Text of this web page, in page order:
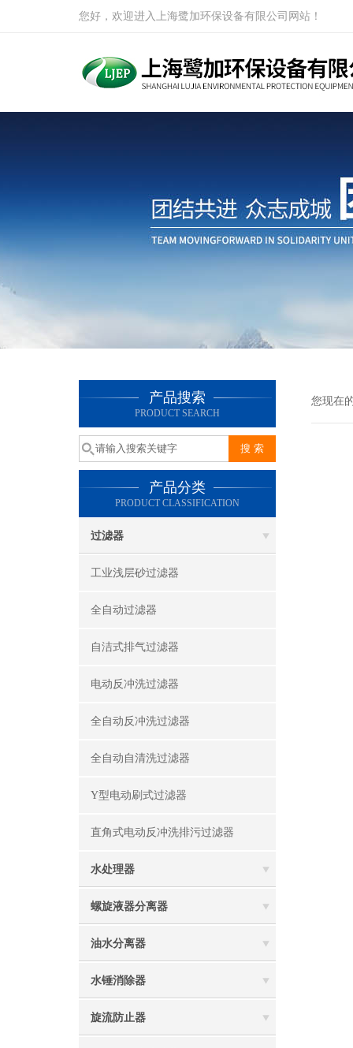
您好，欢迎进入上海鹭加环保设备有限公司网站！
产品搜索
PRODUCT SEARCH
产品分类
PRODUCT CLASSIFICATION
过滤器
工业浅层砂过滤器
全自动过滤器
自洁式排气过滤器
电动反冲洗过滤器
全自动反冲洗过滤器
全自动自清洗过滤器
Y型电动刷式过滤器
直角式电动反冲洗排污过滤器
水处理器
螺旋液器分离器
油水分离器
水锤消除器
旋流防止器
您现在